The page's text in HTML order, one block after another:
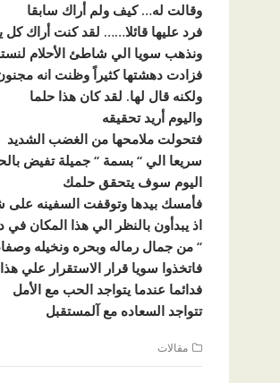
وقالت له… كيف ولم أراك سابقا
فرد عليها قائلا…… لقد كنت أراك كل
ونذهب سويا الي شاطئ الأحلام
فزادت دهشتها كثيراً وظنت انه
ولكنه قال لها. لقد كان هذا حلما
واليوم أريد تحقيقه
فتحولت ملامحها من الغضب الشديد
سريعا الي ‘‘ بسمة ‘‘ جميلة تفيض
اليوم سوف يتحقق حلمك
فأمسك بيدها وتوقفت السفينه على
اذ يبدأون بالنظر الي هذا المكان
‘‘ من جمال رماله وبحره ونخيله
فاتخذوا سويا قرار الاستقرار علي
فدائما عندما يتواجد الحب مع الأمل
تتواجد السعاده مع آلمستقبل
مقالات